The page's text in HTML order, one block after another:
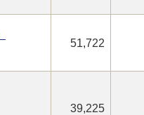
51,722
39,225